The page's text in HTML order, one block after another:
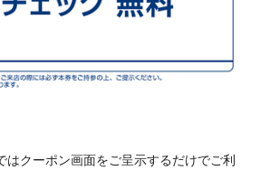
はクーポン画面をご呈示するだけでご利